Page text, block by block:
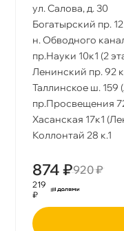
ул. Салова, д. 30
Богатырский пр. 12
н. Обводного
пр.Науки 10к1 (2
Ленинский пр. 92
Таллинское ш. 159
пр.Просвещения
Хасанская 17к1
Коллонтай 28 к.1
874 ₽920 ₽
219
₽